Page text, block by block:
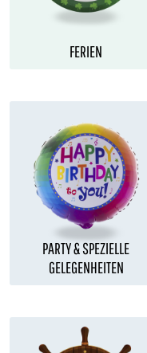
FERIEN
PARTY & SPEZIELLE
GELEGENHEITEN